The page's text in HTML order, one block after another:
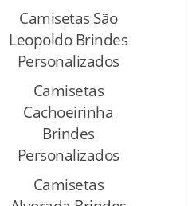
Camisetas São
Leopoldo Brindes
Personalizados
Camisetas
Cachoeirinha
Brindes
Personalizados
Camisetas